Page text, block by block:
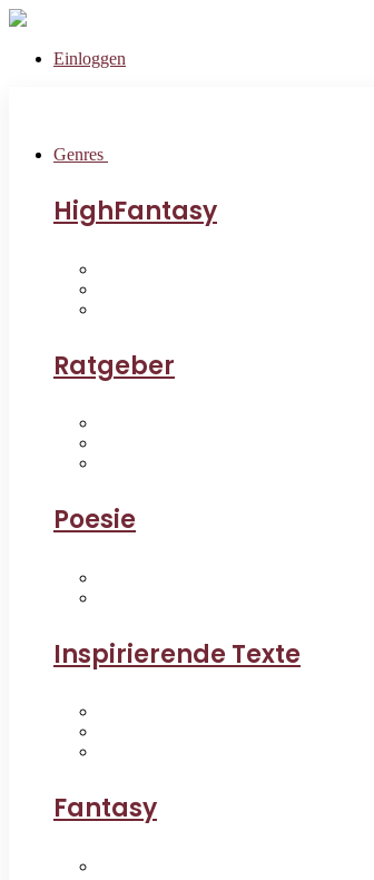
Einloggen
Genres
HighFantasy
Ratgeber
Poesie
Inspirierende Texte
Fantasy